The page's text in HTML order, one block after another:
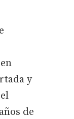
y
de